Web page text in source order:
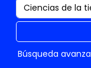
Búsqueda